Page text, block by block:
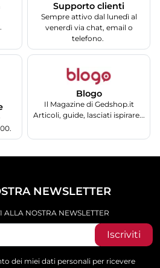
Supporto clienti
Sempre attivo dal lunedì al
venerdì via chat, email o
telefono.
Blogo
Il Magazine di Gedshop.it
Articoli, guide, lasciati ispirare...
NEWSLETTER
ALLA NOSTRA NEWSLETTER
Iscriviti
dei miei dati personali per ricevere